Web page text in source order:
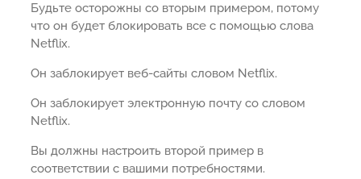
Будьте осторожны со вторым примером, потому
что он будет блокировать все с помощью слова
Netflix.
Он заблокирует веб-сайты словом Netflix.
Он заблокирует электронную почту со словом
Netflix.
Вы должны настроить второй пример в
соответствии с вашими потребностями.